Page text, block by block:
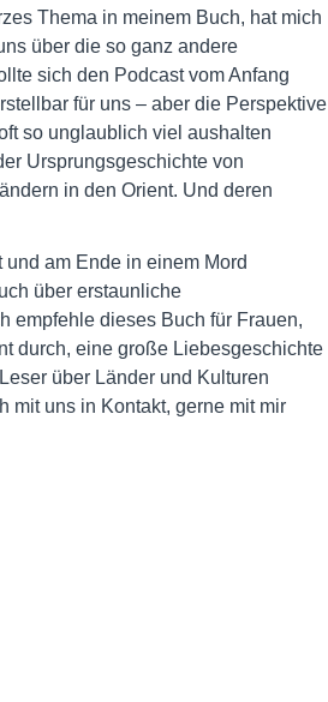
Thema in meinem Buch, hat mich
über die so ganz andere
sich den Podcast vom Anfang
für uns – aber die Perspektive
so unglaublich viel aushalten
Ursprungsgeschichte von
in den Orient. Und deren
am Ende in einem Mord
über erstaunliche
empfehle dieses Buch für Frauen,
durch, eine große Liebesgeschichte
über Länder und Kulturen
mit uns in Kontakt, gerne mit mir